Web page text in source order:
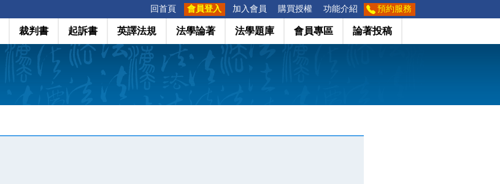
回首頁 會員登入 加入會員 購買授權 功能介紹 預約服務
裁判書 起訴書 英譯法規 法學論著 法學題庫 會員專區 論著投稿